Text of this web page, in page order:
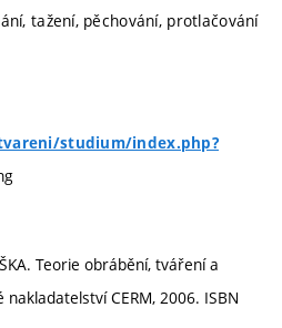
tažení, pěchování, protlačování
studium/index.php?
Teorie obrábění, tváření a
CERM, 2006. ISBN